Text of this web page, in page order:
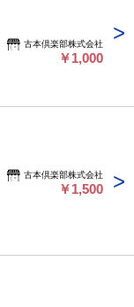
古本倶楽部株式会社
￥1,000
古本倶楽部株式会社
￥1,500